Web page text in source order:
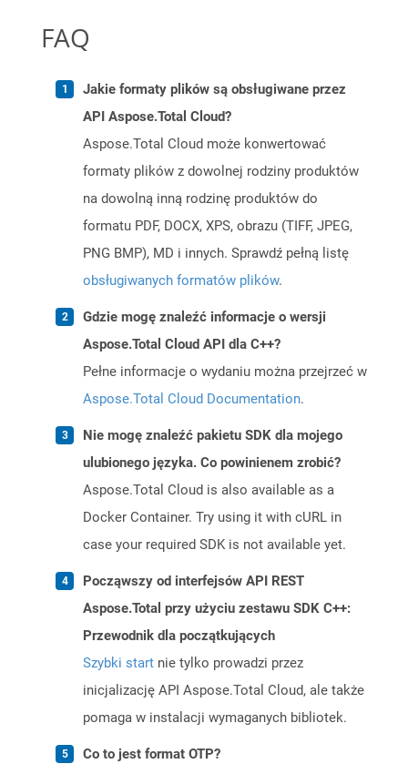
FAQ
Jakie formaty plików są obsługiwane przez
API Aspose.Total Cloud?
Aspose.Total Cloud może konwertować
formaty plików z dowolnej rodziny produktów
na dowolną inną rodzinę produktów do
formatu PDF, DOCX, XPS, obrazu (TIFF, JPEG,
PNG BMP), MD i innych. Sprawdź pełną listę
obsługiwanych formatów plików.
Gdzie mogę znaleźć informacje o wersji
Aspose.Total Cloud API dla C++?
Pełne informacje o wydaniu można przejrzeć w
Aspose.Total Cloud Documentation.
Nie mogę znaleźć pakietu SDK dla mojego
ulubionego języka. Co powinienem zrobić?
Aspose.Total Cloud is also available as a
Docker Container. Try using it with cURL in
case your required SDK is not available yet.
Począwszy od interfejsów API REST
Aspose.Total przy użyciu zestawu SDK C++:
Przewodnik dla początkujących
Szybki start nie tylko prowadzi przez
inicjalizację API Aspose.Total Cloud, ale także
pomaga w instalacji wymaganych bibliotek.
Co to jest format OTP?